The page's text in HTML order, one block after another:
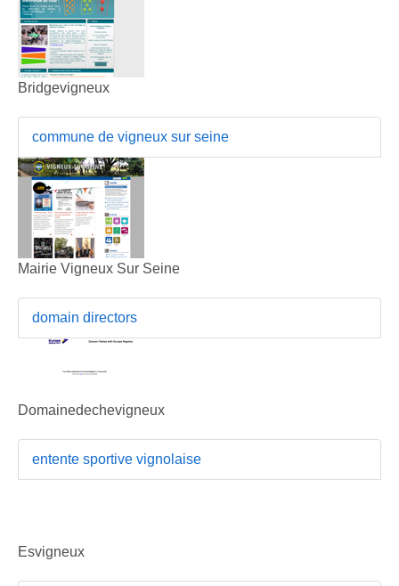
Bridgevigneux
commune de vigneux sur seine
Mairie Vigneux Sur Seine
domain directors
Domainedechevigneux
entente sportive vignolaise
Esvigneux